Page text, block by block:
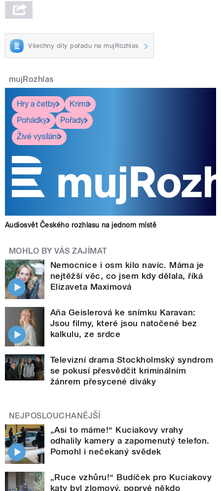
Všechny díly pořadu na mujRozhlas
mujRozhlas
Hry a četby
Krimi
Pohádky
Pořady
Živé vysílání
Audiosvět Českého rozhlasu na jednom místě
MOHLO BY VÁS ZAJÍMAT
Nemocnice i osm kilo navíc. Máma je
nejtěžší věc, co jsem kdy dělala, říká
Elizaveta Maximová
Aňa Geislerová ke snímku Karavan:
Jsou filmy, které jsou natočené bez
kalkulu, ze srdce
Televizní drama Stockholmský syndrom
se pokusí přesvědčit kriminálním
žánrem přesycené diváky
NEJPOSLOUCHANĚJŠÍ
„Asi to máme!“ Kuciakovy vrahy
odhalily kamery a zapomenutý telefon.
Pomohl i nečekaný svědek
„Ruce vzhůru!“ Budíček pro Kuciakovy
katy byl zlomový, poprvé někdo